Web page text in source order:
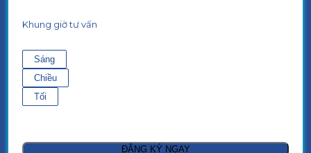
Khung giờ tư vấn
Sáng
Chiều
Tối